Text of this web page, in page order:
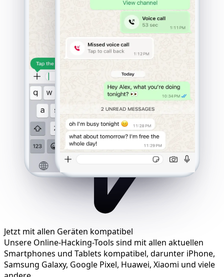
Jetzt mit allen Geräten kompatibel
Unsere Online-Hacking-Tools sind mit allen aktuellen
Smartphones und Tablets kompatibel, darunter iPhone,
Samsung Galaxy, Google Pixel, Huawei, Xiaomi und viele